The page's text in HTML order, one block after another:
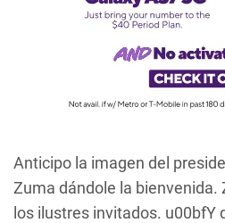
Anticipo la imagen del
Zuma dándole la bienvenida.
los ilustres invitados. u00bfY